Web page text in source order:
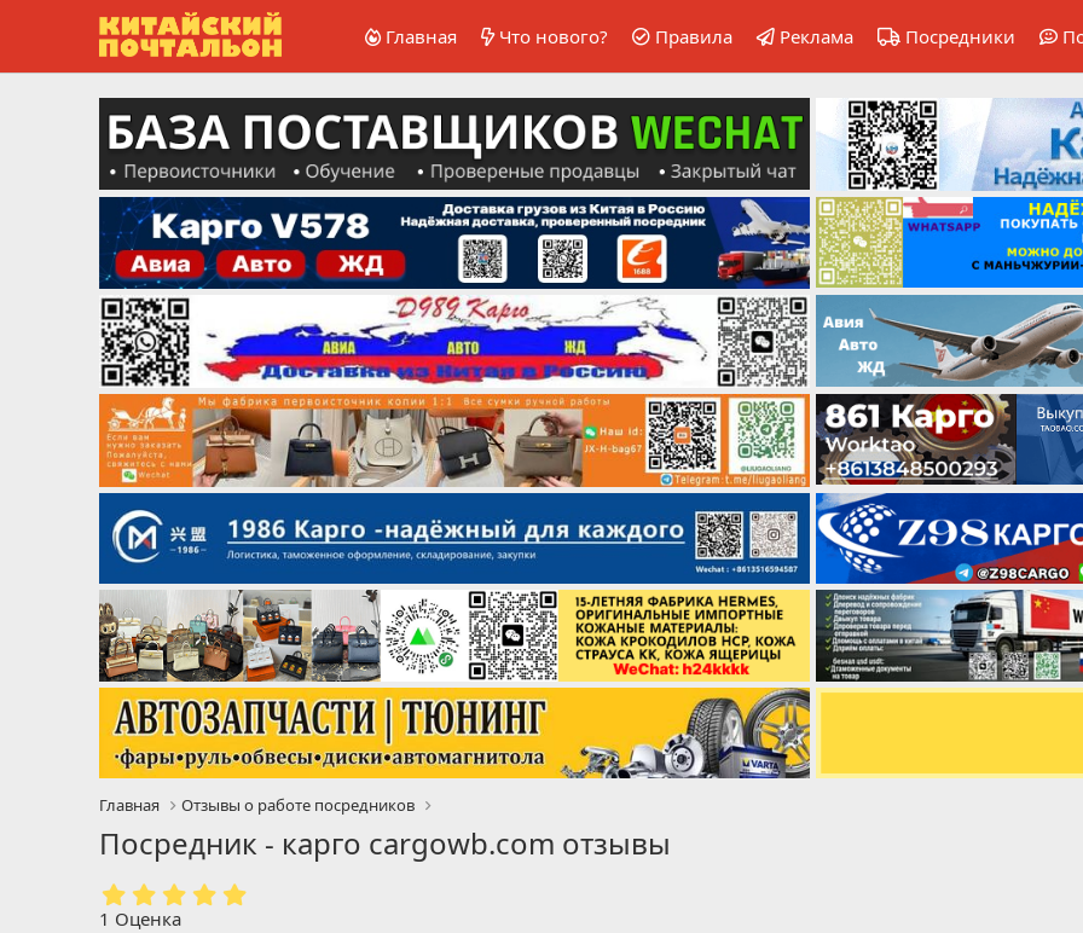
Главная Что нового? Правила Реклама Посредники
Главная Отзывы о работе посредников
Посредник - карго cargowb.com отзывы
1 Оценка